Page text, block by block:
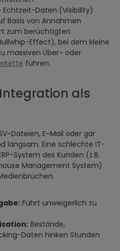
Daten (Visibility)
Basis von Annahmen
zum berüchtigten
Effect), bei dem kleine
massiven Über- oder
führen.
als
Dateien, E-Mail oder gar
langsam. Eine schlechte IT-
System des Kunden (z.B.
Management System)
Führt unweigerlich zu
Bestände,
Daten hinken Stunden